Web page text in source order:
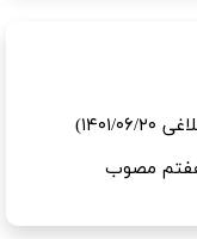
۲۰)
هفتم مصوب